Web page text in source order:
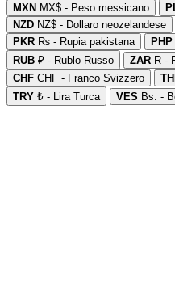
MXN MX$ - Peso messicano
NZD NZ$ - Dollaro neozelandese
PKR ₨ - Rupia pakistana PHP
RUB ₽ - Rublo Russo ZAR R -
CHF CHF - Franco Svizzero
TRY ₺ - Lira Turca VES Bs. -